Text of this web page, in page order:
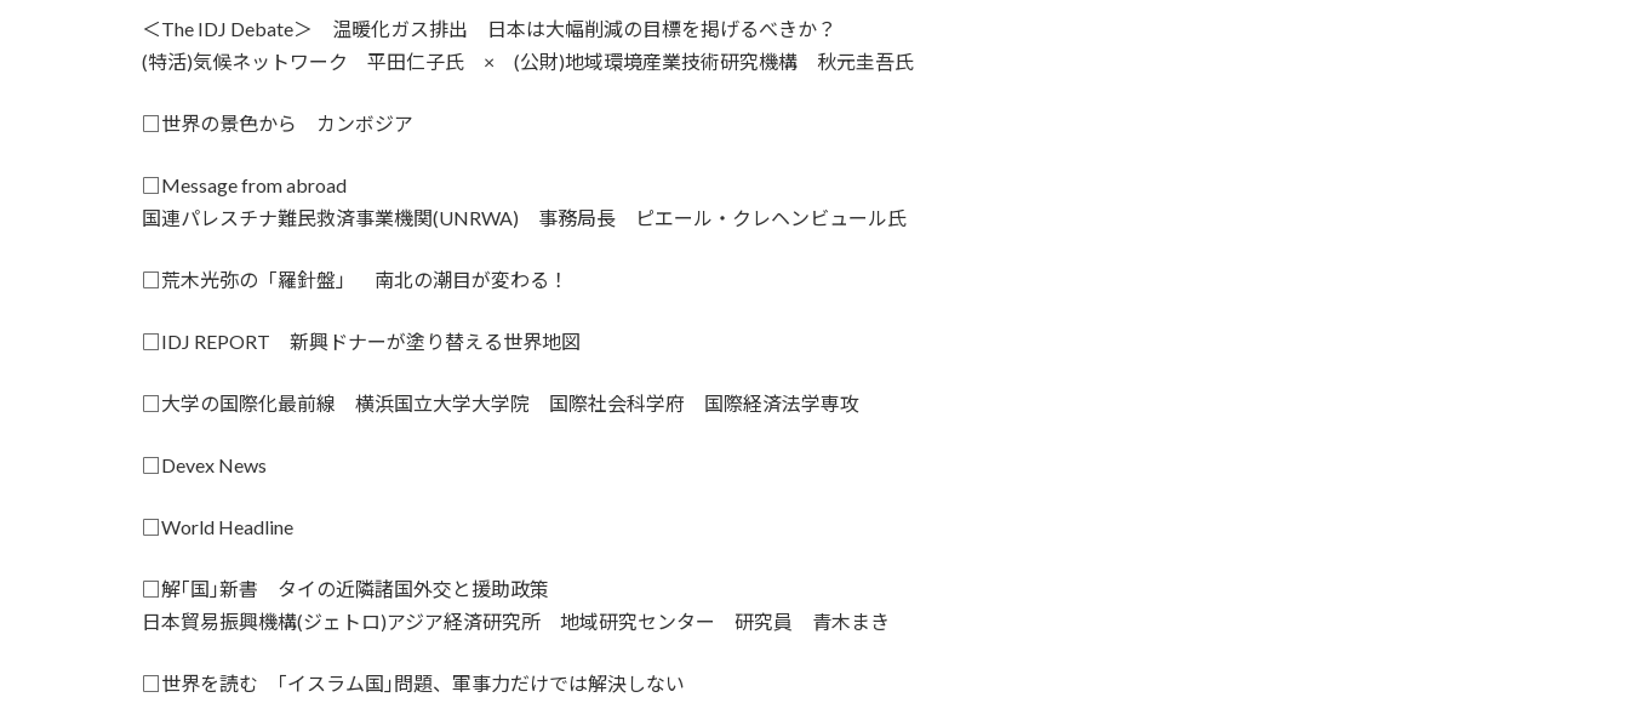
＜The IDJ Debate＞ 温暖化ガス排出 日本は大幅削減の目標を掲げるべきか？
(特活)気候ネットワーク 平田仁子氏 × (公財)地域環境産業技術研究機構 秋元圭吾氏
□世界の景色から カンボジア
□Message from abroad
国連パレスチナ難民救済事業機関(UNRWA) 事務局長 ピエール・クレヘンビュール氏
□荒木光弥の「羅針盤」 南北の潮目が変わる！
□IDJ REPORT 新興ドナーが塗り替える世界地図
□大学の国際化最前線 横浜国立大学大学院 国際社会科学府 国際経済法学専攻
□Devex News
□World Headline
□解｢国｣新書 タイの近隣諸国外交と援助政策
日本貿易振興機構(ジェトロ)アジア経済研究所 地域研究センター 研究員 青木まき
□世界を読む ｢イスラム国｣問題、軍事力だけでは解決しない